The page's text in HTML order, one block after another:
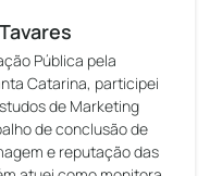
Pública pela
Catarina, participei
de Marketing
de conclusão de
e reputação das